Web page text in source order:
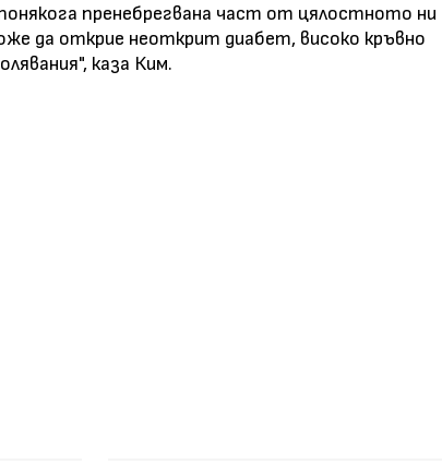
пренебрегвана част от цялостното ни
да открие неоткрит диабет, високо кръвно
каза Ким.